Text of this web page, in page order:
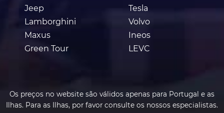
Jeep
Lamborghini
Maxus
Green Tour
Tesla
Volvo
Ineos
LEVC
Os preços no website são válidos apenas para Portugal e as
Ilhas. Para as Ilhas, por favor consulte os nossos especialistas.